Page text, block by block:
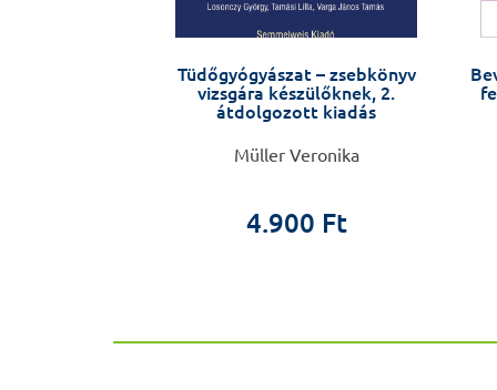
Tüdőgyógyászat – zsebkönyv
vizsgára készülőknek, 2.
átdolgozott kiadás
Müller Veronika
4.900 Ft